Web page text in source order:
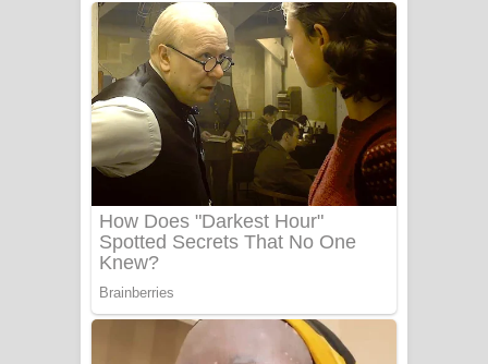
දුන් ආදරේ ගීතයේ පද පෙළ
Liyamuda Dan Anagathe Song Lyrics
- ලියමුද දැන් අනාගතේ ගීතයේ පද පෙළ
Doni Song Lyrics - දෝණි ගීතයේ පද
Benthara Palame Song Lyrics -
බෙන්තර පාලමේ ගීතයේ පද පෙළ
Sanda Babalena Song Lyrics - සඳ